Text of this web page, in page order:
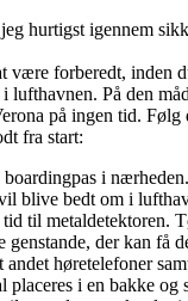
hurtigst igennem
være forberedt, inden
lufthavnen. På den
på ingen tid. Følg
fra start:
i
blive bedt om i
til metaldetektoren.
genstande, der kan få
andet høretelefoner
placeres i en bakke og